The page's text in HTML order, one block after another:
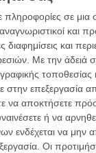
πληροφορίες σε
και
και
Με την άδειά
τοποθεσίας
επεξεργασία
να αποκτήσετε
ή να
να μην
Οι